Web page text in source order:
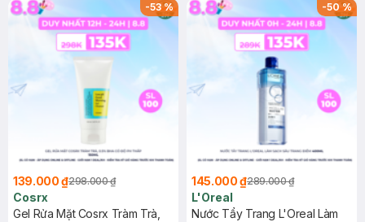
-53%
139.000 ₫298.000 ₫
Cosrx
Gel Rửa Mặt Cosrx Tràm Trà,
-50%
145.000 ₫289.000 ₫
L'Oreal
Nước Tẩy Trang L'Oreal Làm